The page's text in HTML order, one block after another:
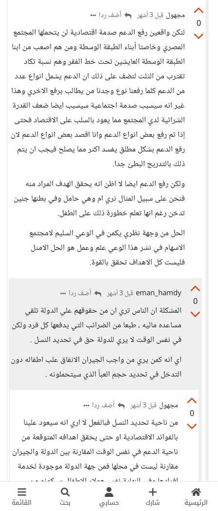
الرئيسية شارك حسابي بحث القائمة
0
مجهول قبل 3 أشهر أضف ردا
لنكن واقعين رفع الدعم صدمة اقتصادية لن يتحملها المجتمع
المصري وخاصتا أبناء الطبقة الوسطة ومن هم اصعب من ابنا
الطبقة الوسطة العايشين تحت خط الفقر وهم نسبة تكاد
تقترب من الثلث لنضف على ذلك ان الدعم يشمل انواع عدد
من الدعم كلما رفعنا نوع وجدنا من يطالب برفع الاخري وهذا
غير انه سيسبب صدمة اجتماعية سيسبب ايضا ضعف القدرة
الشرائية لدي المجتمع مما يعود بالسلب على الاقتصاد فحتى
إذا تم رفع بعض انواع الدعم وانا اقصد بعض انواع الدعم لان
رفع الدعم بشكل مطلق يفسد اكثر مما يصلح فيجب ان يتم
ذلك بالتدريج البطئ جدا.
ولكن رفع الدعم ايضا لا اظن انه يحقق الهدف المراد منه
فنحن على سبيل المثال نري ام وهي حامل وفي بطنها جنين
تدخن رغم انها تعلم خطورة ذلك على الطفل.
الحل من وجهة نظري يكمن في الوعي السليم لامجتمع
الاسهام في نشر هذا الوعي علم وعمل هو الحل الامثل
فليست كل الاهداف تحقق بالقوة.
0
eman_hamdy قبل 3 أشهر أضف ردا
المشكلة ان الناس تري ان من حقوقهم علي الدولة تلقي
مساعده ماليه ، طبعا من الضرائب التي يدفعها كل فرد ولكن
في نفس الوقت لا يري للدولة حق في تحديد النسل .
اي انه كمن يري من واجب الجيران الانفاق علب اطفاله دون
التدخل في تحديد حجم العبأ الذي سيتحملونه .
0
مجهول قبل 3 أشهر أضف ردا
من ناحية تحديد النسل فبالفعل لا اري انه سيعود علينا
بالفوائد الاقتصادية او حتى يحقق اهدافه المتوقعة من
ناحية الدعم في نفس الوقت المقارنة بين الدولة والجيران
مقارنة ليست في محلها فمن جهة الدولة موجودة لخدمة
افرادها وفي النهاية نفس هولاء الاطفال سيكونو من
دافعي الضرائب والاباء انفسهم من دافعي الضرائب